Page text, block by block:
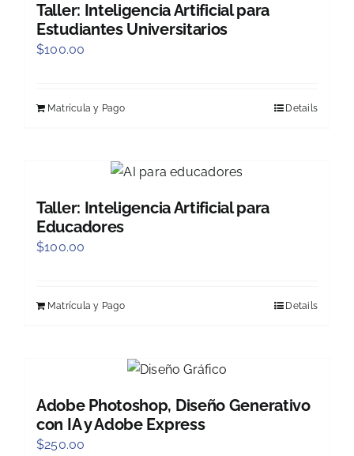
Taller: Inteligencia Artificial para
Estudiantes Universitarios
$100.00
Matrícula y Pago Details
Taller: Inteligencia Artificial para
Educadores
$100.00
Matrícula y Pago Details
Adobe Photoshop, Diseño Generativo
con IA y Adobe Express
$250.00